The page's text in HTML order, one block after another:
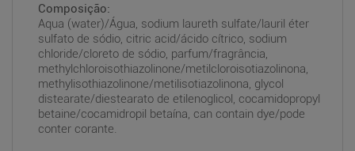
Composição:
Aqua (water)/Água, sodium laureth sulfate/lauril éter
sulfato de sódio, citric acid/ácido cítrico, sodium
chloride/cloreto de sódio, parfum/fragrância,
methylchloroisothiazolinone/metilcloroisotiazolinona,
methylisothiazolinone/metilisotiazolinona, glycol
distearate/diestearato de etilenoglicol, cocamidopropyl
betaine/cocamidropil betaína, can contain dye/pode
conter corante.